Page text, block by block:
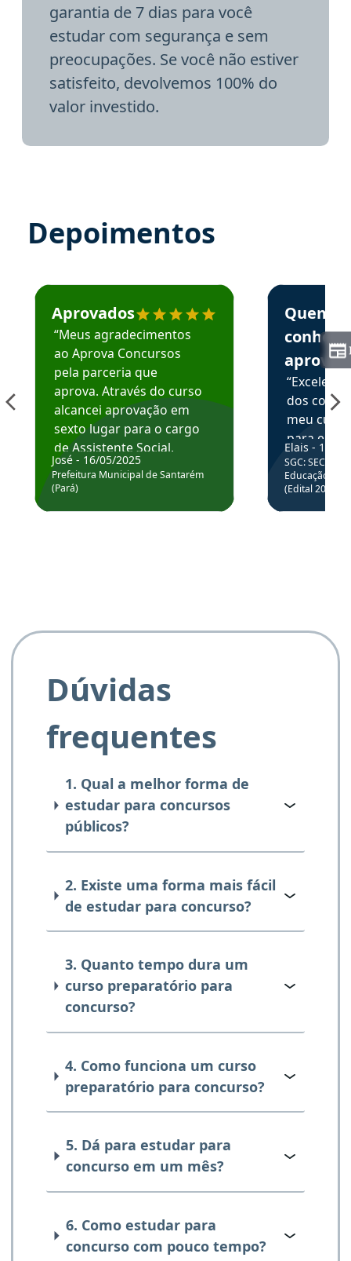
garantia de 7 dias para você
estudar com segurança e sem
preocupações. Se você não estiver
satisfeito, devolvemos 100% do
valor investido.
Depoimentos
Estudante José recomenda o Aprova Concursos em
Aprovados
“Meus agradecimentos
ao Aprova Concursos
pela parceria que
aprova. Através do curso
alcancei aprovação em
sexto lugar para o cargo
de Assistente Social.
Hoje estou atuando na
Prefeitura de Santarém.
José - 16/05/2025
Prefeitura Municipal de Santarém
(Pará)
Estudante
Quem
aprova
dos
meu
para
colocar
através
de
Elais - 15/
SGC: SEC BA
Educação
(Edital
Dúvidas
frequentes
1. Qual a melhor forma de
estudar para concursos
públicos?
2. Existe uma forma mais fácil
de estudar para concurso?
3. Quanto tempo dura um
curso preparatório para
concurso?
4. Como funciona um curso
preparatório para concurso?
5. Dá para estudar para
concurso em um mês?
6. Como estudar para
concurso com pouco tempo?